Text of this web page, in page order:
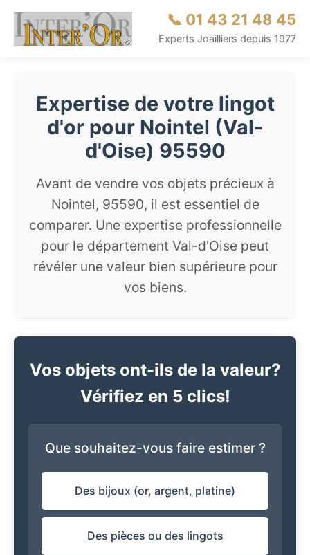
📞 01 43 21 48 45
Experts Joailliers depuis 1977
Expertise de votre lingot
d'or pour Nointel (Val-
d'Oise) 95590
Avant de vendre vos objets précieux à
Nointel, 95590, il est essentiel de
comparer. Une expertise professionnelle
pour le département Val-d'Oise peut
révéler une valeur bien supérieure pour
vos biens.
Vos objets ont-ils de la valeur?
Vérifiez en 5 clics!
Que souhaitez-vous faire estimer ?
Des bijoux (or, argent, platine)
Des pièces ou des lingots